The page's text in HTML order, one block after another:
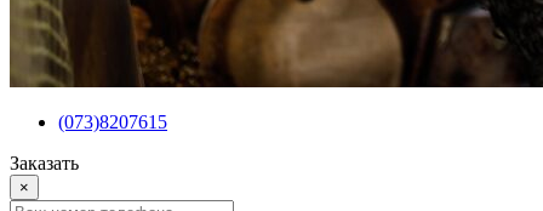
(073)8207615
Заказать
×